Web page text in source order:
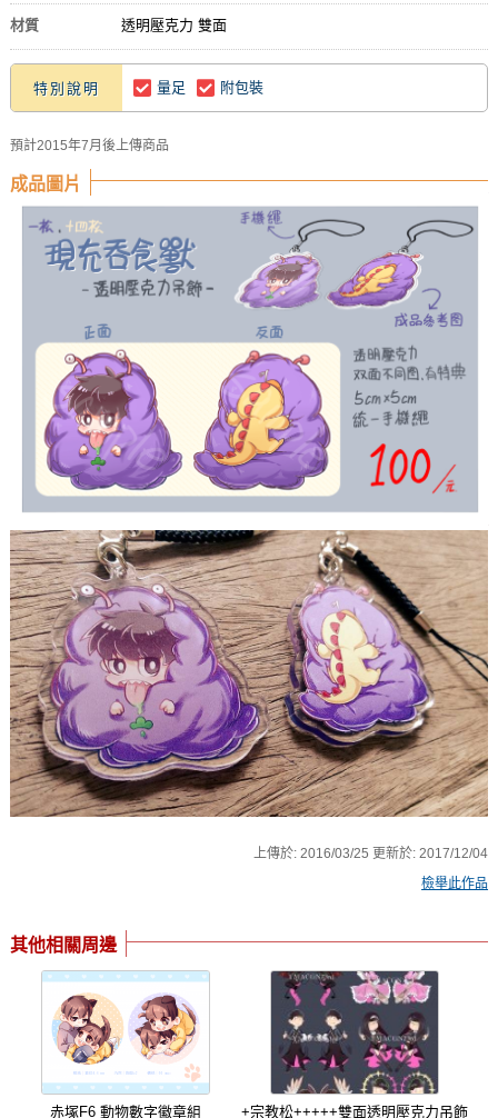
材質 透明壓克力 雙面
特別說明 量足 附包裝
預計2015年7月後上傳商品
成品圖片
上傳於:2016/03/25 更新於:2017/12/04
檢舉此作品
其他相關周邊
赤塚F6 動物數字徽章組 +宗教松+++++雙面透明壓克力吊飾